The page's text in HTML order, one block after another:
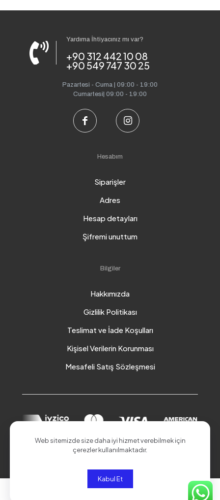
Yardıma İhtiyacınız mı var?
+90 312 442 10 08
+90 549 747 30 25
Pazartesi - Cuma | 09:00 - 19:00
Cumartesi| 09:00 - 19:00
Hesabım
Siparişler
Adres
Hesap detayları
Şifremi unuttum
Bilgiler
Hakkımızda
Gizlilik Politikası
Teslimat ve İade Koşulları
Kişisel Verilerin Korunması
Mesafeli Satış Sözleşmesi
© 2026 Akduman Online | Tüm Hakları Saklıdır.
0
Web sitemizde size daha iyi hizmet verebilmek için
çerezler kullanılmaktadır.
Kabul Et